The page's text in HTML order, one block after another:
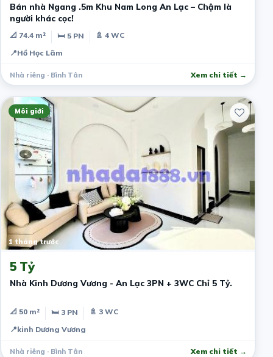
Bán nhà Ngang .5m Khu Nam Long An Lạc – Chậm là
người khác cọc!
📐 74.4 m² 🛏 5 PN
🚿 4 WC
📍Hồ Học Lãm
Nhà riêng · Bình Tân Xem chi tiết →
Môi giới
1 tháng trước
5 Tỷ
Nhà Kinh Dương Vương - An Lạc 3PN + 3WC Chỉ 5 Tỷ.
📐 50 m² 🛏 3 PN
🚿 3 WC
📍kinh Dương Vương
Nhà riêng · Bình Tân Xem chi tiết →